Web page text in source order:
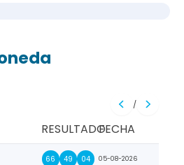
/
RESULTADOFECHA
66 49 04 05-08-2026